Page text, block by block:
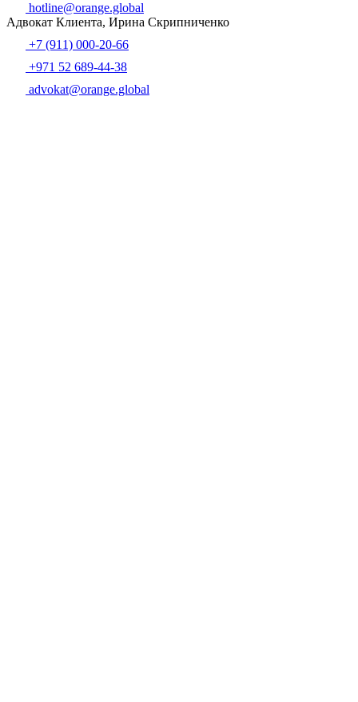
hotline@orange.global
Адвокат Клиента, Ирина Скрипниченко
+7 (911) 000-20-66
+971 52 689-44-38
advokat@orange.global